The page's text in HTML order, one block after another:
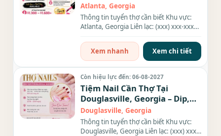
Atlanta, Georgia
Thông tin tuyển thợ cần biết Khu vực:
Atlanta, Georgia Liên lạc: (xxx) xxx-xxxx
Xem nhanh
Xem chi tiết
Còn hiệu lực đến: 06-08-2027
Tiệm Nail Cần Thợ Tại
Douglasville, Georgia – Dip,
Everything
Douglasville, Georgia
Thông tin tuyển thợ cần biết Khu vực:
Douglasville, Georgia Liên lạc: (xxx) xxx-